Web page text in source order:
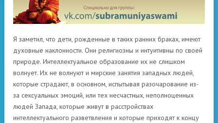
Я заметил, что дети, рожденные в таких ранних браках, имеют
духовные наклонности. Они религиозны и интуитивны по своей
природе. Интеллектуальное образование их не слишком
волнует. Их не волнуют и мирские занятия западных людей,
которые страдают, в основном, испытывая разочарование из-
за сексуальных эмоций, или тех несчастных, неполноценных
людей Запада, которые живут в расстройствах
интеллектуального разветвления и которые приходят к концу